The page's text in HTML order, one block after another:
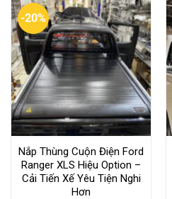
-20%
Nắp Thùng Cuộn Điện Ford
Ranger XLS Hiệu Option –
Cải Tiến Xế Yêu Tiện Nghi
Hơn